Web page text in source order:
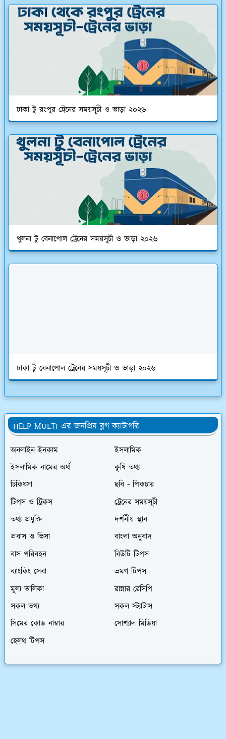
ঢাকা টু রংপুর ট্রেনের সময়সূচী ও ভাড়া ২০২৬
খুলনা টু বেনাপোল ট্রেনের সময়সূচী ও ভাড়া ২০২৬
ঢাকা টু বেনাপোল ট্রেনের সময়সূচী ও ভাড়া ২০২৬
HELP MULTI এর জনপ্রিয় ব্লগ ক্যাটাগরি
অনলাইন ইনকাম
ইসলামিক
ইসলামিক নামের অর্থ
কৃৃষি তথ্য
চিকিৎসা
ছবি - পিকচার
টিপস ও ট্রিকস
ট্রেনের সময়সূচী
তথ্য প্রযুক্তি
দর্শনীয় স্থান
প্রবাস ও ভিসা
বাংলা অনুবাদ
বাস পরিবহন
বিউটি টিপস
ব্যাংকিং সেবা
ভ্রমণ টিপস
মূল্য তালিকা
রান্নার রেসিপি
সকল তথ্য
সকল স্ট্যাটাস
সিমের কোড নাম্বার
সোশ্যাল মিডিয়া
হেলথ টিপস